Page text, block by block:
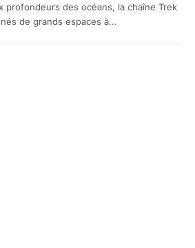
profondeurs des océans, la chaîne Trek
de grands espaces à...